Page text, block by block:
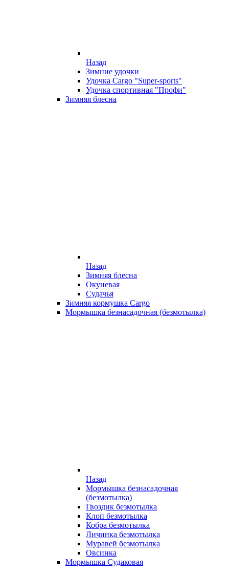
Назад
Зимние удочки
Удочка Cargo "Super-sports"
Удочка спортивная "Профи"
Зимняя блесна
Назад
Зимняя блесна
Окуневая
Судачья
Зимняя кормушка Cargo
Мормышка безнасадочная (безмотылка)
Назад
Мормышка безнасадочная
(безмотылка)
Гвоздик безмотылка
Клоп безмотылка
Кобра безмотылка
Личинка безмотылка
Муравей безмотылка
Овсинка
Мормышка Судаковая